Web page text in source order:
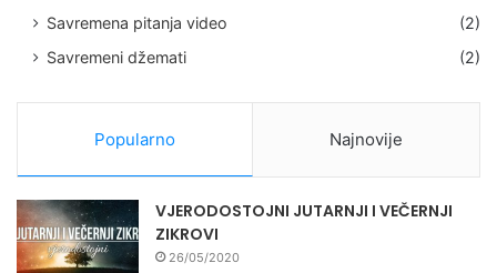
Savremena pitanja video
(2)
Savremeni džemati
(2)
Popularno Najnovije
VJERODOSTOJNI JUTARNJI I VEČERNJI
ZIKROVI
26/05/2020